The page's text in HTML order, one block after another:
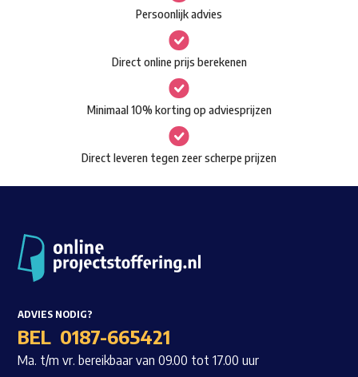
Waar ben je naar op zoek?
kan
gekozen
worden
op
de
productpagina
Persoonlijk advies
Direct online prijs berekenen
Minimaal 10% korting op adviesprijzen
Direct leveren tegen zeer scherpe prijzen
ADVIES NODIG?
BEL 0187-665421
Ma. t/m vr. bereikbaar van 09.00 tot 17.00 uur